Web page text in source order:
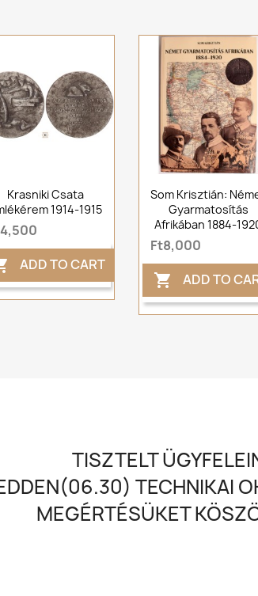
Krasniki Csata
1914-1915
ADD TO CART
Som Krisztián:
Gyarmatosítás
Afrikában 1884-
Ft8,000
 ADD TO
TISZTELT
TECHNIKAI
MEGÉRTÉSÜKET